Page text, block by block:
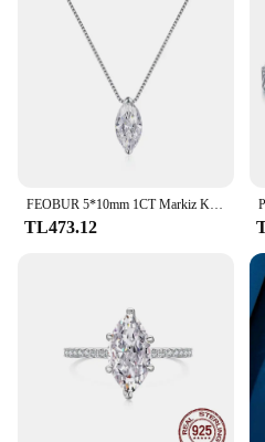
FEOBUR 5*10mm 1CT Markiz Kesim Mozanit Pırlanta Kolye Kadınlar için Sertifikalı 925 Ayar Gümüş Boyun Zinciri Parti Takı Hediye
TL473.12